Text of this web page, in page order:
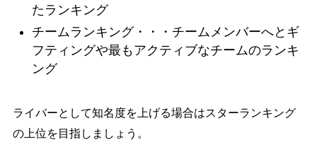
たランキング
チームランキング・・・チームメンバーへとギ
フティングや最もアクティブなチームのランキ
ング
ライバーとして知名度を上げる場合はスターランキング
の上位を目指しましょう。